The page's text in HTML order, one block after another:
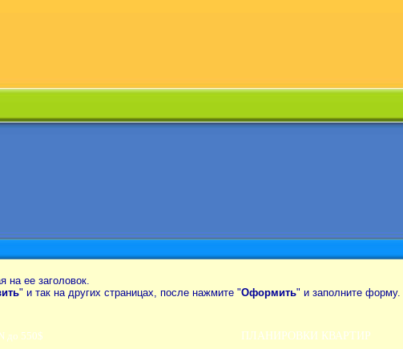
на ее заголовок.
" и так на других страницах, после нажмите "Оформить" и заполните форму.
до 550$ ПЛАНИРОВКИ КВАРТИР